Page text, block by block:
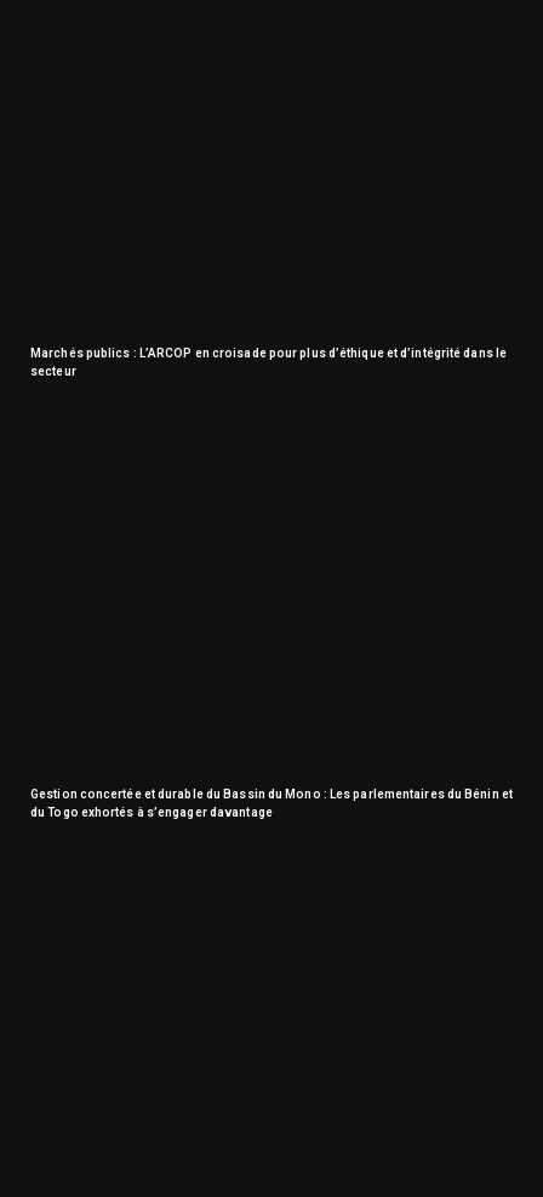
Marchés publics : L’ARCOP en croisade pour plus d’éthique et d’intégrité dans le
secteur
Gestion concertée et durable du Bassin du Mono : Les parlementaires du Bénin et
du Togo exhortés à s’engager davantage